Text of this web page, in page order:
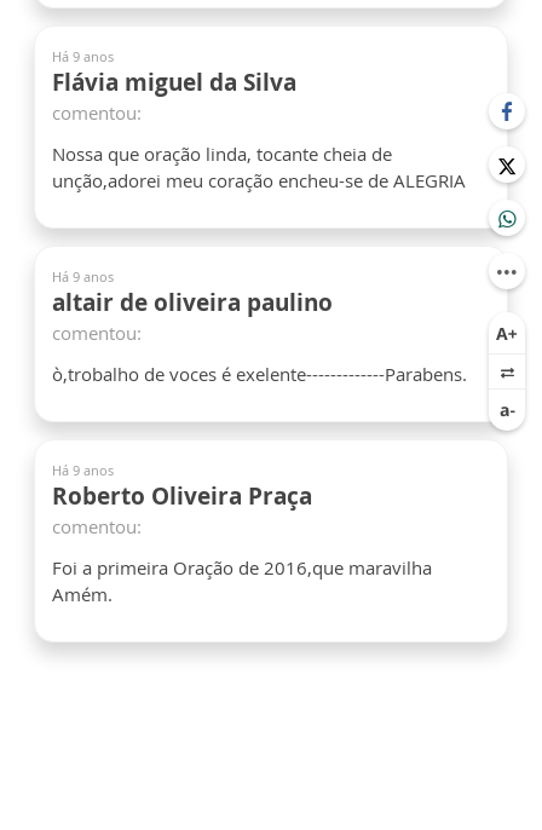
Há 9 anos
Flávia miguel da Silva
comentou:
Nossa que oração linda, tocante cheia de
unção,adorei meu coração encheu-se de ALEGRIA
Há 9 anos
altair de oliveira paulino
comentou:
ò,trobalho de voces é exelente-------------Parabens.
Há 9 anos
Roberto Oliveira Praça
comentou:
Foi a primeira Oração de 2016,que maravilha
Amém.